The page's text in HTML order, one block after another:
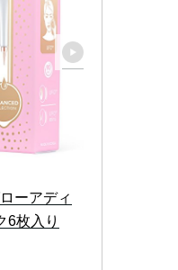
ーアディ
6枚入り